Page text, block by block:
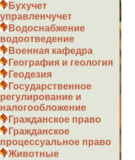
Бухучет
управленчучет
Водоснабжение
водоотведение
Военная кафедра
География и геология
Геодезия
Государственное
регулирование и
налогообложение
Гражданское право
Гражданское
процессуальное право
Животные